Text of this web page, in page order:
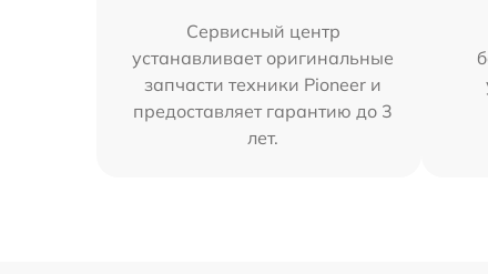
Сервисный центр
устанавливает оригинальные
запчасти техники Pioneer и
предоставляет гарантию до 3
лет.